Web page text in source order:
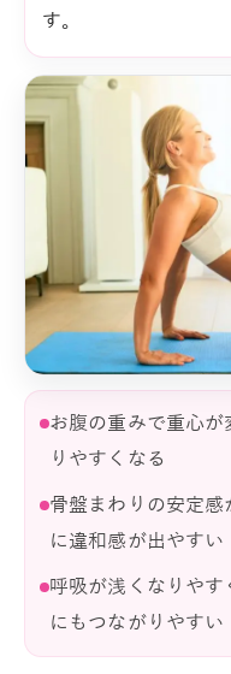
す。
お腹の重みで重心
りやすくなる
骨盤まわりの安定感
に違和感が出やすい
呼吸が浅くなりや
にもつながりやすい